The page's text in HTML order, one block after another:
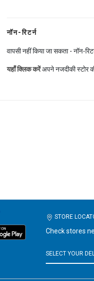
नॉन-रिटर्न
वापसी नहीं किया जा सकता - नॉन-
यहाँ क्लिक करेंअपने नजदीकी स्टोर
STORE
Check stores